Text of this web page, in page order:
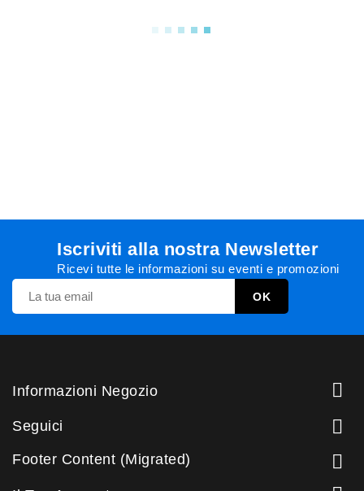
Iscriviti alla nostra Newsletter
Ricevi tutte le informazioni su eventi e promozioni
Informazioni Negozio 
Seguici 
Footer Content (Migrated) 